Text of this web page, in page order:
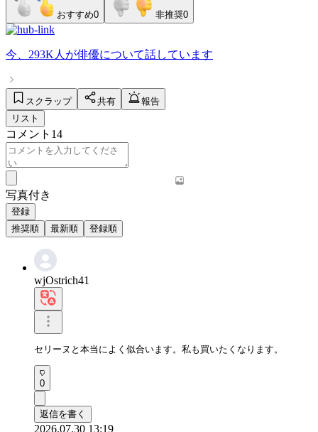
おすすめ0 非推奨0
今、 293K人 が俳優について話しています
スクラップ 共有
報告
リスト
コメント 14
写真付き
登録
推奨順
最新順 登録順
wjOstrich41
セリーヌと本当によく似合います。私も買いたくなります。
0
返信を書く
2026.07.30 13:19